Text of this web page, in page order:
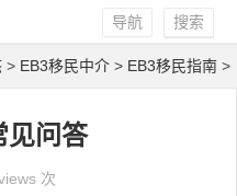
搜索
导航
> EB3移民中介 > EB3移民指南 >
见问答
次